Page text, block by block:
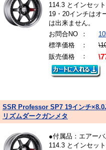
114.3 とインセッ
19・20インチはオ
は出来ません。
お問合NO
：
標準価格
：
販売価格
：
SSR Professor SP7 19インチ
リズムダークガンメタ
●付属品：エアー
114.3 とインセッ